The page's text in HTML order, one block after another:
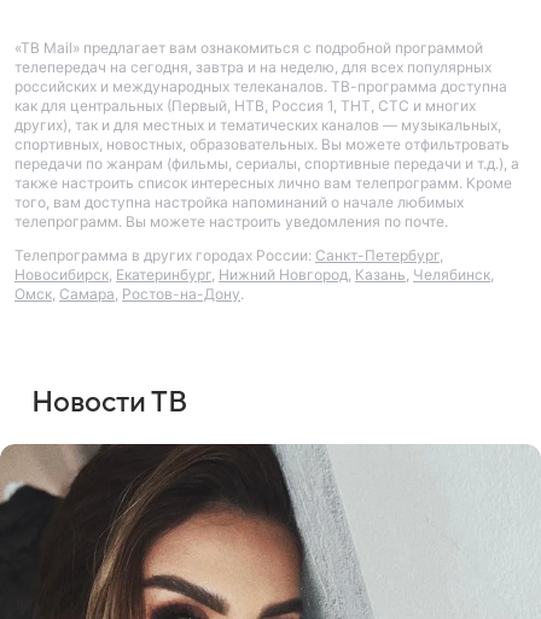
«ТВ Mail» предлагает вам ознакомиться с подробной программой
телепередач на сегодня, завтра и на неделю, для всех популярных
российских и международных телеканалов. ТВ-программа доступна
как для центральных (Первый, НТВ, Россия 1, ТНТ, СТС и многих
других), так и для местных и тематических каналов — музыкальных,
спортивных, новостных, образовательных. Вы можете отфильтровать
передачи по жанрам (фильмы, сериалы, спортивные передачи и т.д.), а
также настроить список интересных лично вам телепрограмм. Кроме
того, вам доступна настройка напоминаний о начале любимых
телепрограмм. Вы можете настроить уведомления по почте.
Телепрограмма в других городах России: Санкт-Петербург,
Новосибирск, Екатеринбург, Нижний Новгород, Казань, Челябинск,
Омск, Самара, Ростов-на-Дону.
Новости ТВ